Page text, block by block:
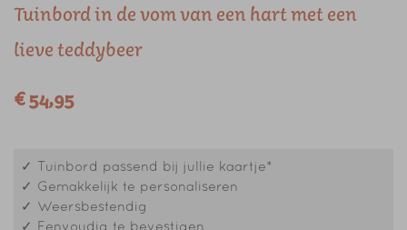
Tuinbord in de vom van een hart met een
lieve teddybeer
€ 54,95
✓ Tuinbord passend bij jullie kaartje*
✓ Gemakkelijk te personaliseren
✓ Weersbestendig
✓ Eenvoudig te bevestigen